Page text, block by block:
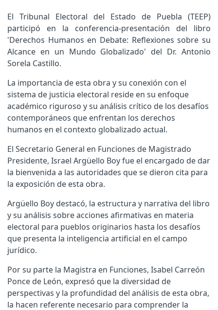
El Tribunal Electoral del Estado de Puebla (TEEP)
participó en la conferencia-presentación del libro
'Derechos Humanos en Debate: Reflexiones sobre su
Alcance en un Mundo Globalizado' del Dr. Antonio
Sorela Castillo.
La importancia de esta obra y su conexión con el
sistema de justicia electoral reside en su enfoque
académico riguroso y su análisis crítico de los desafíos
contemporáneos que enfrentan los derechos
humanos en el contexto globalizado actual.
El Secretario General en Funciones de Magistrado
Presidente, Israel Argüello Boy fue el encargado de dar
la bienvenida a las autoridades que se dieron cita para
la exposición de esta obra.
Argüello Boy destacó, la estructura y narrativa del libro
y su análisis sobre acciones afirmativas en materia
electoral para pueblos originarios hasta los desafíos
que presenta la inteligencia artificial en el campo
jurídico.
Por su parte la Magistra en Funciones, Isabel Carreón
Ponce de León, expresó que la diversidad de
perspectivas y la profundidad del análisis de esta obra,
la hacen referente necesario para comprender la